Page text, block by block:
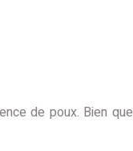
de poux. Bien que